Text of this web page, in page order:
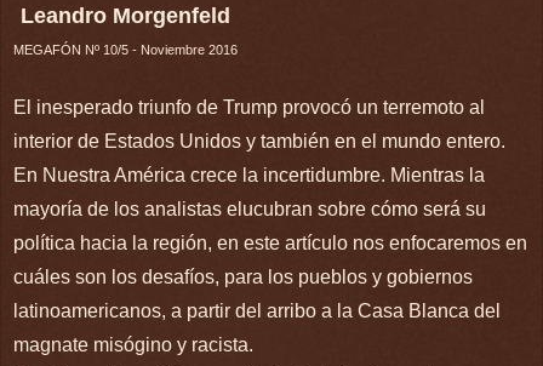
Leandro Morgenfeld
MEGAFÓN Nº 10/5 - Noviembre 2016
El inesperado triunfo de Trump provocó un terremoto al
interior de Estados Unidos y también en el mundo entero.
En Nuestra América crece la incertidumbre. Mientras la
mayoría de los analistas elucubran sobre cómo será su
política hacia la región, en este artículo nos enfocaremos en
cuáles son los desafíos, para los pueblos y gobiernos
latinoamericanos, a partir del arribo a la Casa Blanca del
magnate misógino y racista.